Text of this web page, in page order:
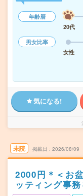
年齢層
20代
男女比率
女性
気になる!
未読 掲載日 2026/08/09
2000円＊＜お
ッティング事